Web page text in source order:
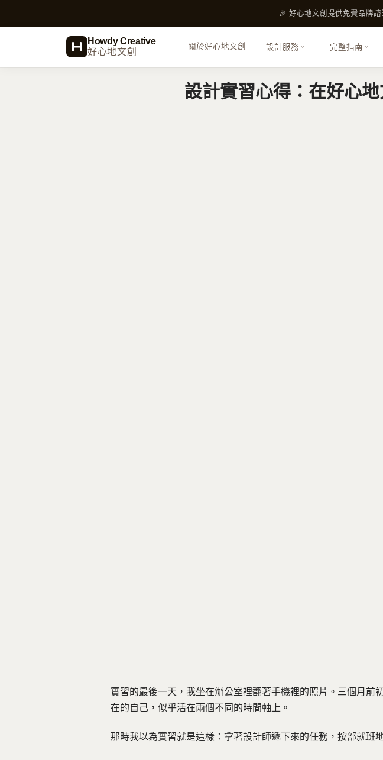
🎉 好心地文創提供免費品牌
Howdy Creative
好心地文創
關於好心地文創 設計服務 完整指南
設計實習心得：在好心
實習的最後一天，我坐在辦公室裡翻著手機裡的照片。三個月
在的自己，似乎活在兩個不同的時間軸上。
那時我以為實習就是這樣：拿著設計師遞下來的任務，按部就班